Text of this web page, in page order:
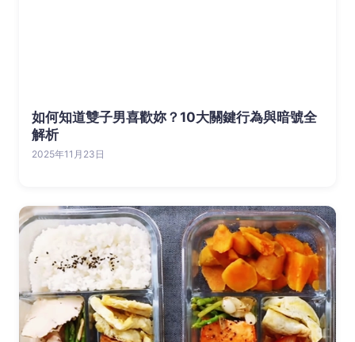
如何知道雙子男喜歡妳？10大關鍵行為與暗號全
解析
2025年11月23日